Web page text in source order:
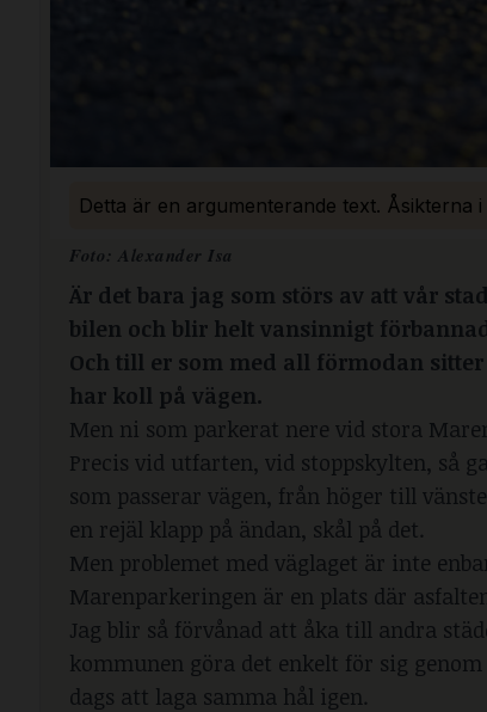
Detta är en argumenterande text. Åsikterna
Foto: Alexander Isa
Är det bara jag som störs av att vår
bilen och blir helt vansinnigt
Och till er som med all förmodan
har koll på vägen.
Men ni som parkerat nere vid stora
Precis vid utfarten, vid stoppskylten, så
som passerar vägen, från höger till
en rejäl klapp på ändan, skål på det.
Men problemet med väglaget är inte
Marenparkeringen är en plats där
Jag blir så förvånad att åka till andra
kommunen göra det enkelt för sig
dags att laga samma hål igen.